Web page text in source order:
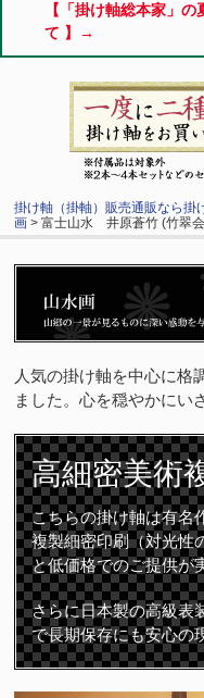
【「掛け軸総本家」
て 】→
掛け軸（掛軸）販売通販なら掛
画 > 富士山水 井原蒼竹 (竹翠
人気の掛け軸を中心に格
ました。心を穏やかにい
高細密美術
こちらの掛け軸は有名
複製細密印刷（対光性
と低価格でのご提供が
さらに日本製の高級表
で長期保存にも安心の